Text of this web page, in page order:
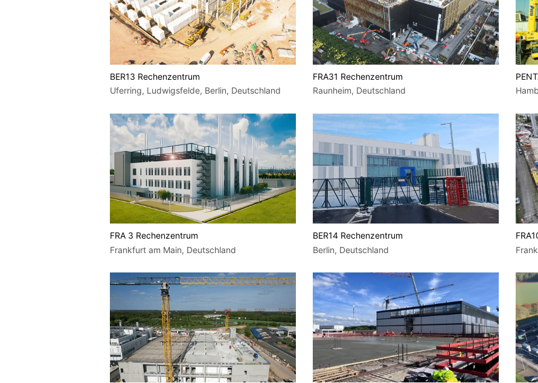
BER13 Rechenzentrum
Uferring, Ludwigsfelde, Berlin, Deutschland
FRA31 Rechenzentrum
Raunheim, Deutschland
FRA 3 Rechenzentrum
Frankfurt am Main, Deutschland
BER14 Rechenzentrum
Berlin, Deutschland